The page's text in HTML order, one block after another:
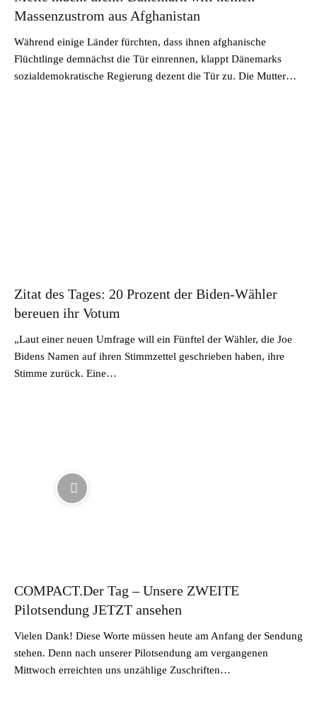
Massenzustrom aus Afghanistan
Während einige Länder fürchten, dass ihnen afghanische
Flüchtlinge demnächst die Tür einrennen, klappt Dänemarks
sozialdemokratische Regierung dezent die Tür zu. Die Mutter…
Zitat des Tages: 20 Prozent der Biden-Wähler
bereuen ihr Votum
„Laut einer neuen Umfrage will ein Fünftel der Wähler, die Joe
Bidens Namen auf ihren Stimmzettel geschrieben haben, ihre
Stimme zurück. Eine…
COMPACT.Der Tag – Unsere ZWEITE
Pilotsendung JETZT ansehen
Vielen Dank! Diese Worte müssen heute am Anfang der Sendung
stehen. Denn nach unserer Pilotsendung am vergangenen
Mittwoch erreichten uns unzählige Zuschriften…